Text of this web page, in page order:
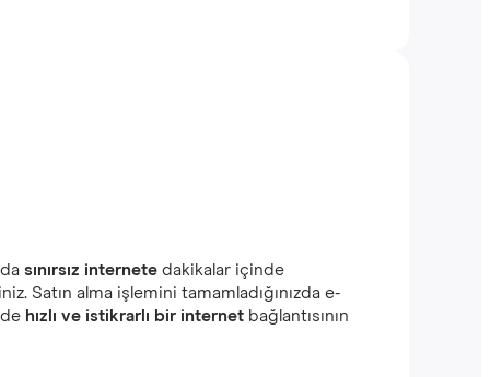
sınırsız internete dakikalar içinde
Satın alma işlemini tamamladığınızda e-
hızlı ve istikrarlı bir internet bağlantısının